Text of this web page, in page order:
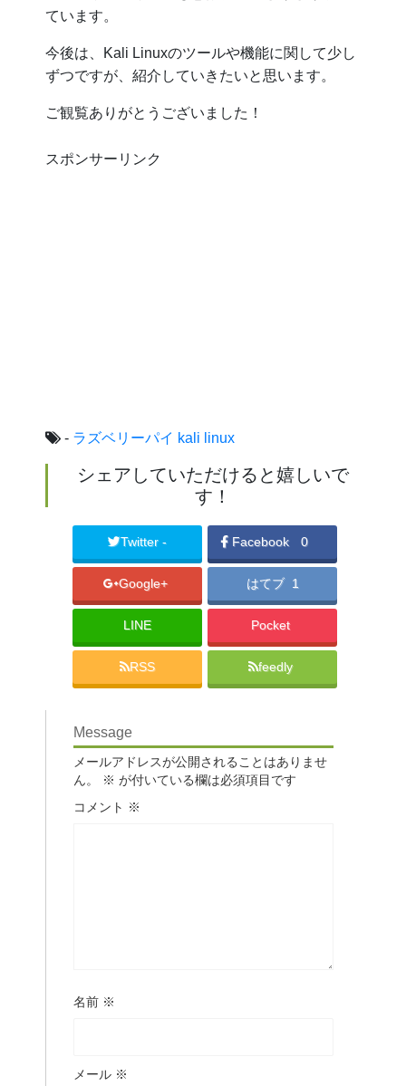
ています。
今後は、Kali Linuxのツールや機能に関して少し
ずつですが、紹介していきたいと思います。
ご観覧ありがとうございました！
スポンサーリンク
- ラズベリーパイ kali linux
シェアしていただけると嬉しいで
す！
Twitter - Facebook 0
Google+ はてブ 1
LINE Pocket
RSS feedly
Message
メールアドレスが公開されることはありませ
ん。
※ が付いている欄は必須項目です
コメント ※
名前 ※
メール ※